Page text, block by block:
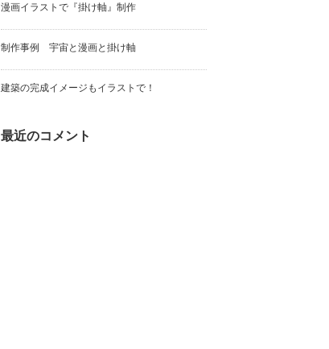
漫画イラストで『掛け軸』制作
制作事例 宇宙と漫画と掛け軸
建築の完成イメージもイラストで！
最近のコメント